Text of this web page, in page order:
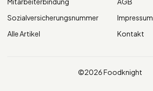
Sozialversicherungsnummer
Alle Artikel
Impressum
Kontakt
©2026 Foodknight